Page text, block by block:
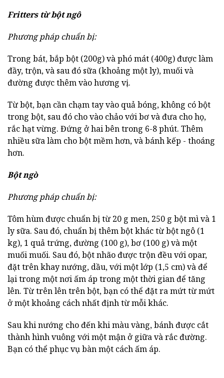
Fritters từ bột ngô
Phương pháp chuẩn bị:
Trong bát, bắp bột (200g) và phó mát (400g) được làm
đầy, trộn, và sau đó sữa (khoảng một ly), muối và
đường được thêm vào hương vị.
Từ bột, bạn cần chạm tay vào quả bóng, không có bột
trong bột, sau đó cho vào chảo với bơ và đưa cho họ,
rắc hạt vừng. Đứng ở hai bên trong 6-8 phút. Thêm
nhiều sữa làm cho bột mềm hơn, và bánh kếp - thoáng
hơn.
Bột ngò
Phương pháp chuẩn bị:
Tôm hùm được chuẩn bị từ 20 g men, 250 g bột mì và 1
ly sữa. Sau đó, chuẩn bị thêm bột khác từ bột ngô (1
kg), 1 quả trứng, đường (100 g), bơ (100 g) và một
muối muối. Sau đó, bột nhão được trộn đều với opar,
đặt trên khay nướng, dầu, với một lớp (1,5 cm) và để
lại trong một nơi ấm áp trong một thời gian để tăng
lên. Từ trên lên trên bột, bạn có thể đặt ra mứt từ mứt
ở một khoảng cách nhất định từ mỗi khác.
Sau khi nướng cho đến khi màu vàng, bánh được cắt
thành hình vuông với một mận ở giữa và rắc đường.
Bạn có thể phục vụ bàn một cách ấm áp.